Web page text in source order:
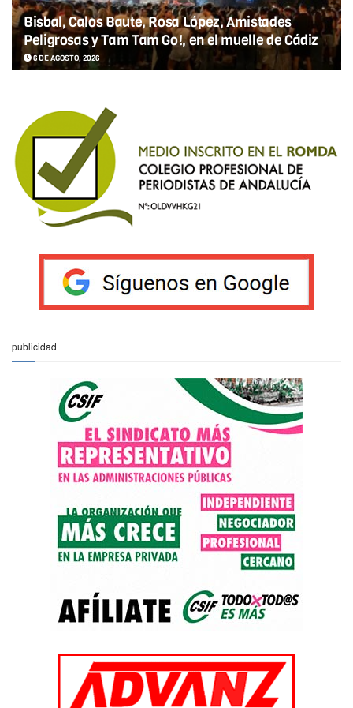
Bisbal, Calos Baute, Rosa López, Amistades
Peligrosas y Tam Tam Go!, en el muelle de Cádiz
6 DE AGOSTO, 2026
publicidad